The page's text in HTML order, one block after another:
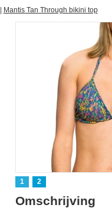
Mantis Tan Through bikini top
1 2
Omschrijving